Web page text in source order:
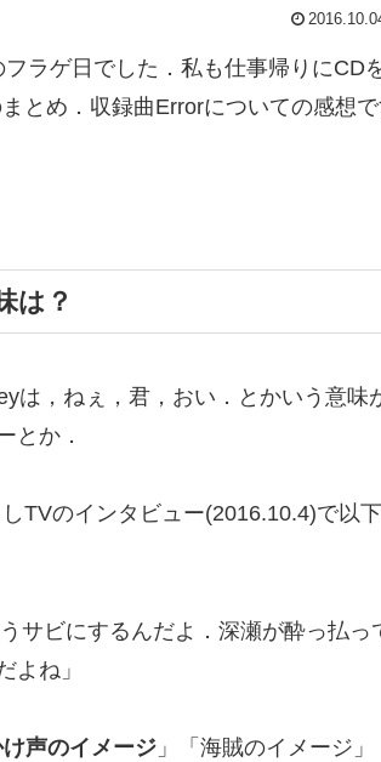
ラゲ日でした．私も仕事帰りにCD
とめ．収録曲Errorについての感想で
は？
，ねぇ，君，おい．とかいう意味
か．
TVのインタビュー(2016.10.4)で以
サビにするんだよ．深瀬が酔っ払っ
よね」
声のイメージ 」「海賊のイメージ」